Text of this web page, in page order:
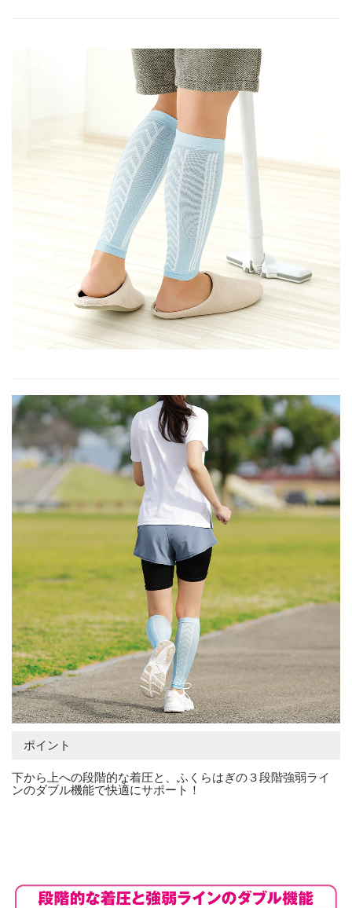
ポイント
下から上への段階的な着圧と、ふくらはぎの３段階強弱ライ
ンのダブル機能で快適にサポート！